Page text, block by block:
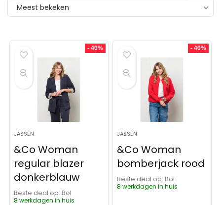
Meest bekeken
- 40%
JASSEN
&Co Woman
regular blazer
donkerblauw
Beste deal op:
Bol
8 werkdagen in huis
- 40%
JASSEN
&Co Woman
bomberjack rood
Beste deal op:
Bol
8 werkdagen in huis